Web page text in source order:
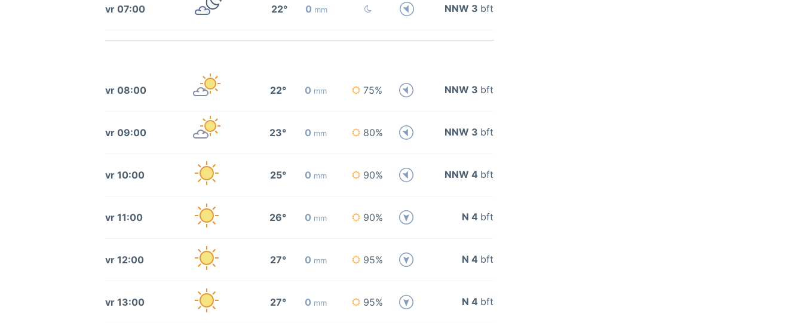
vr 07:00 22° 0 mm NNW 3 bft
vr 08:00 22° 0 mm 75% NNW 3 bft
vr 09:00 23° 0 mm 80% NNW 3 bft
vr 10:00 25° 0 mm 90% NNW 4 bft
vr 11:00 26° 0 mm 90% N 4 bft
vr 12:00 27° 0 mm 95% N 4 bft
vr 13:00 27° 0 mm 95% N 4 bft